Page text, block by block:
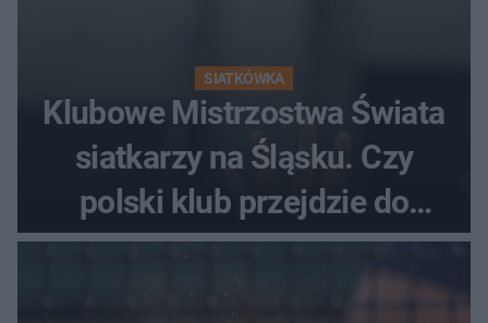
SIATKÓWKA
Klubowe Mistrzostwa Świata
siatkarzy na Śląsku. Czy
polski klub przejdzie do
historii